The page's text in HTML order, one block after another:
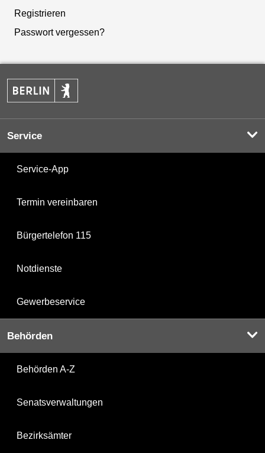
Registrieren
Passwort vergessen?
Service
Service-App
Termin vereinbaren
Bürgertelefon 115
Notdienste
Gewerbeservice
Behörden
Behörden A-Z
Senatsverwaltungen
Bezirksämter